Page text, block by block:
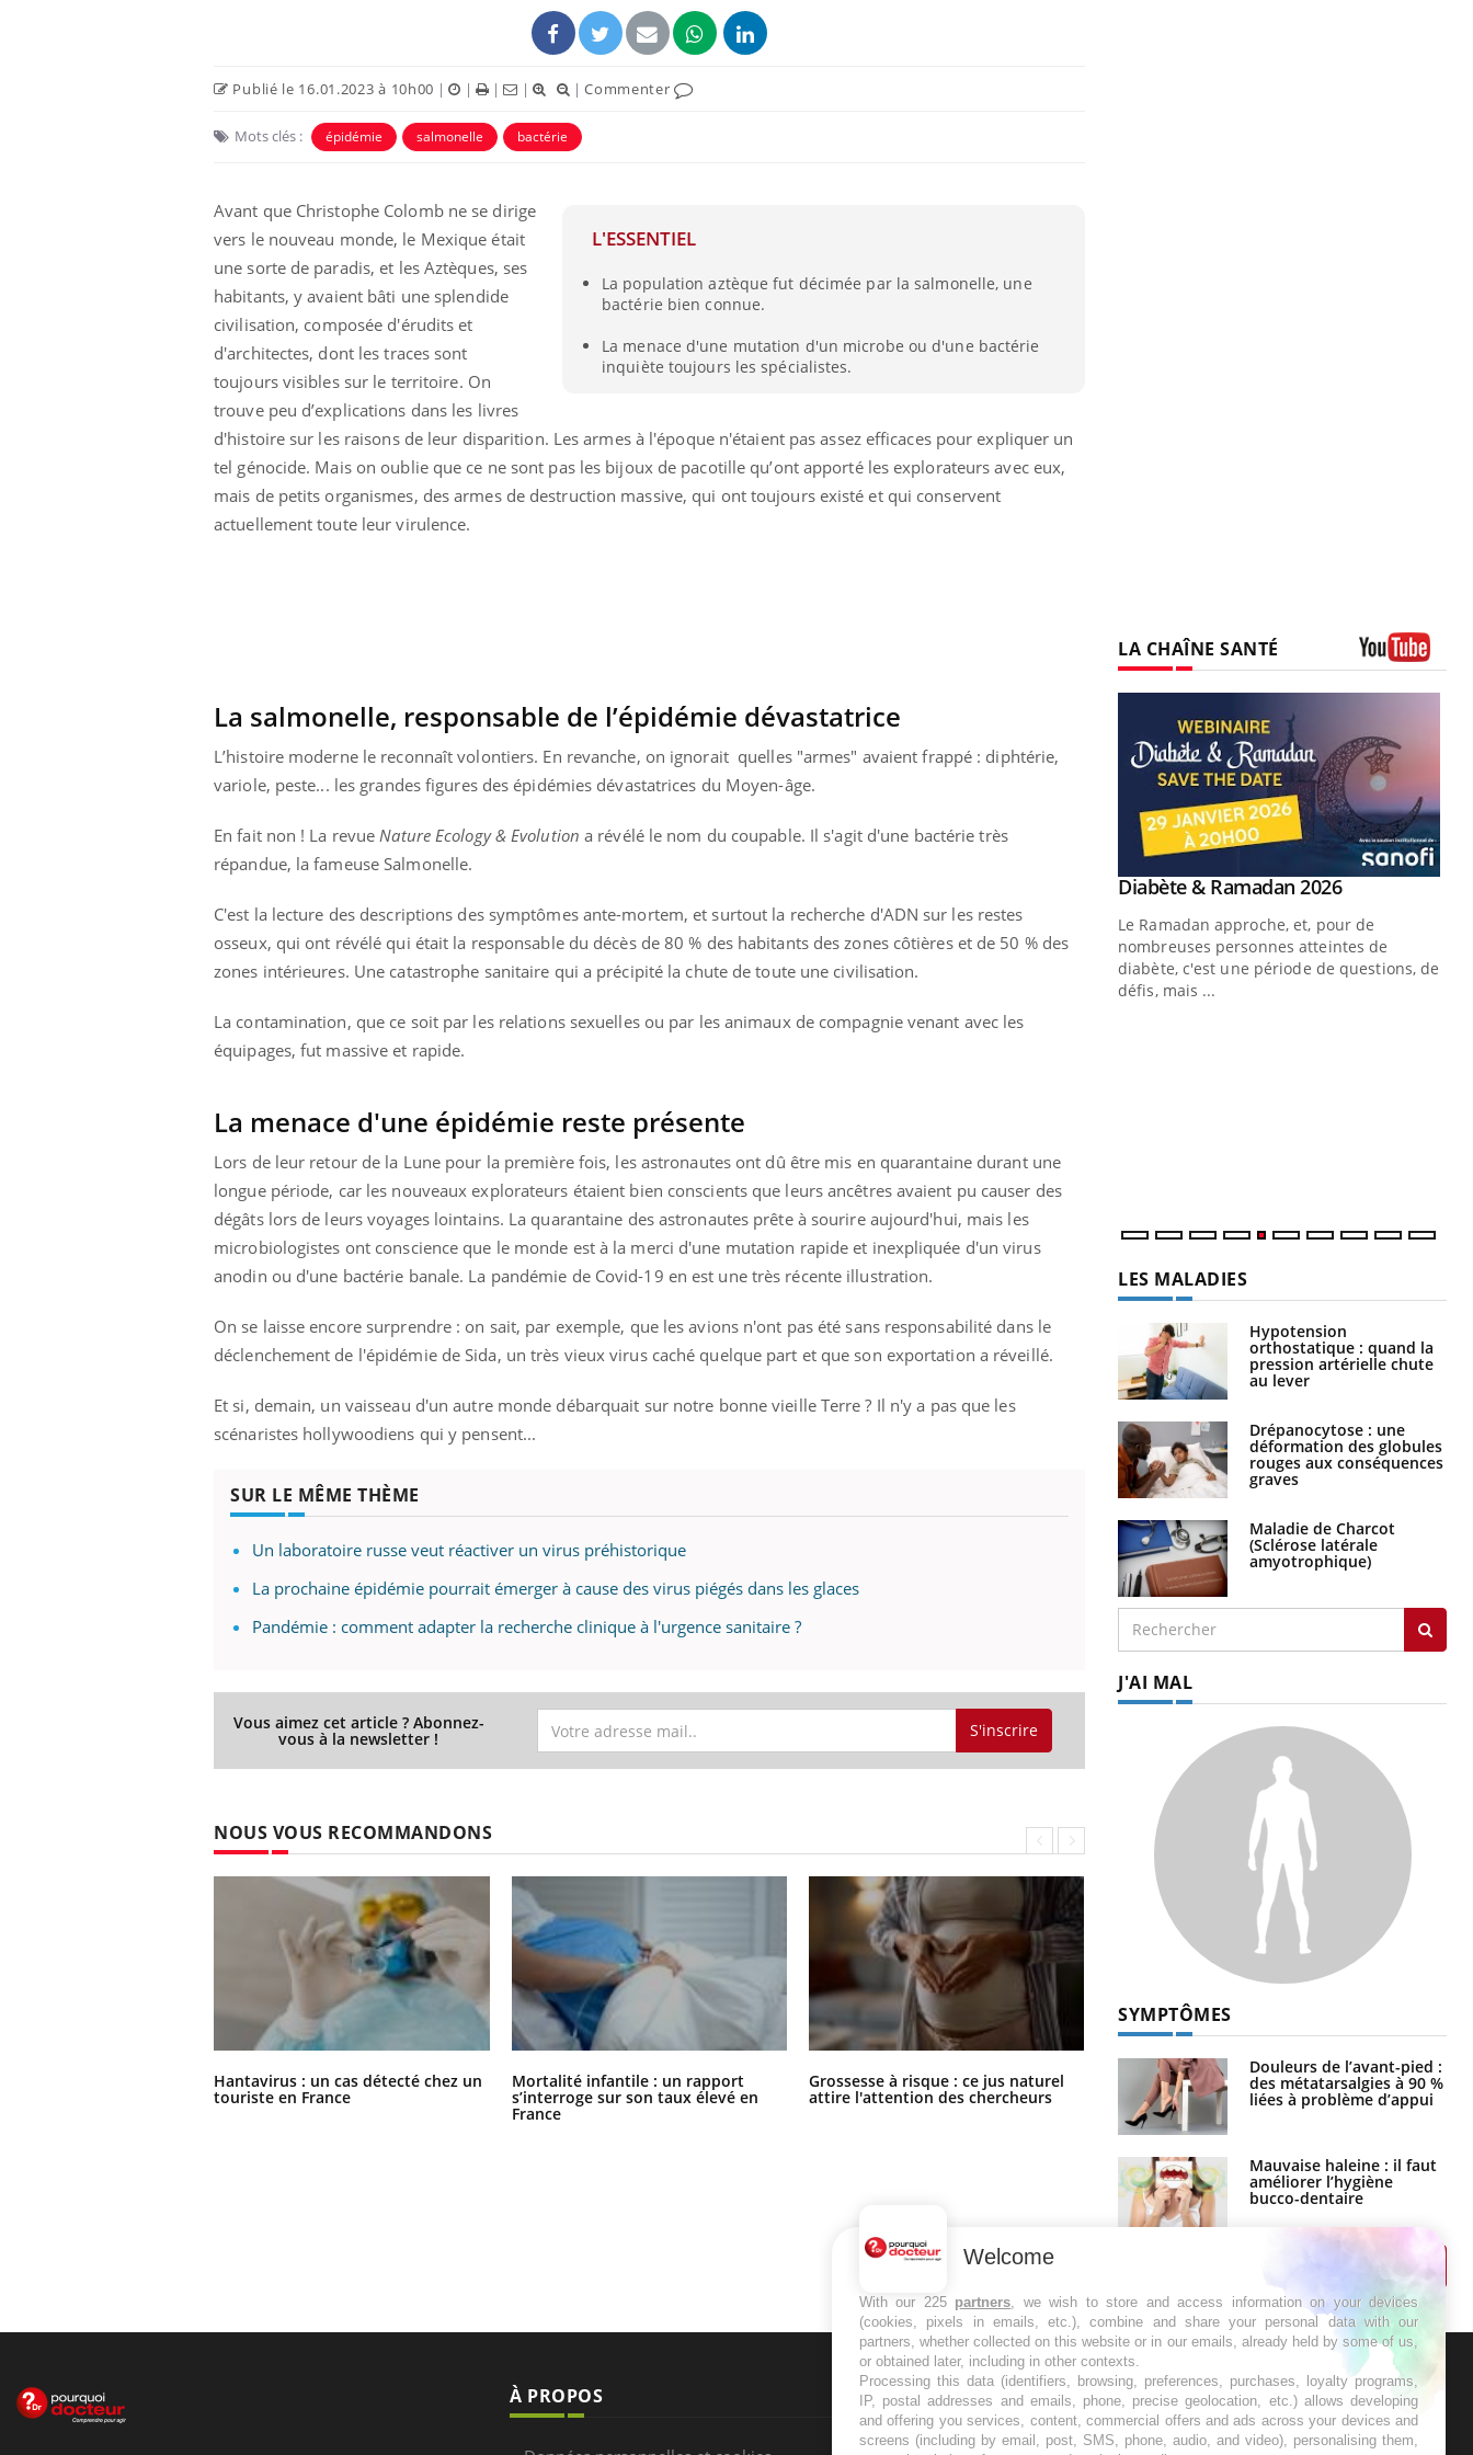
Publié le 16.01.2023 à 10h00 | | | | |Commenter
Mots clés : épidémie salmonelle bactérie
L'ESSENTIEL
La population aztèque fut décimée par la salmonelle, une
bactérie bien connue.
La menace d'une mutation d'un microbe ou d'une bactérie
inquiète toujours les spécialistes.
Avant que Christophe Colomb ne se dirige
vers le nouveau monde, le Mexique était
une sorte de paradis, et les Aztèques, ses
habitants, y avaient bâti une splendide
civilisation, composée d'érudits et
d'architectes, dont les traces sont
toujours visibles sur le territoire. On
trouve peu d’explications dans les livres
d'histoire sur les raisons de leur disparition. Les armes à l'époque n'étaient pas assez efficaces pour expliquer un
tel génocide. Mais on oublie que ce ne sont pas les bijoux de pacotille qu’ont apporté les explorateurs avec eux,
mais de petits organismes, des armes de destruction massive, qui ont toujours existé et qui conservent
actuellement toute leur virulence.
La salmonelle, responsable de l’épidémie dévastatrice
L’histoire moderne le reconnaît volontiers. En revanche, on ignorait quelles "armes" avaient frappé : diphtérie,
variole, peste... les grandes figures des épidémies dévastatrices du Moyen-âge.
En fait non ! La revueNature Ecology & Evolutiona révélé le nom du coupable. Il s'agit d'une bactérie très
répandue, la fameuse Salmonelle.
C'est la lecture des descriptions des symptômes ante-mortem, et surtout la recherche d'ADN sur les restes
osseux, qui ont révélé qui était la responsable du décès de 80 % des habitants des zones côtières et de 50 % des
zones intérieures. Une catastrophe sanitaire qui a précipité la chute de toute une civilisation.
La contamination, que ce soit par les relations sexuelles ou par les animaux de compagnie venant avec les
équipages, fut massive et rapide.
La menace d'une épidémie reste présente
Lors de leur retour de la Lune pour la première fois, les astronautes ont dû être mis en quarantaine durant une
longue période, car les nouveaux explorateurs étaient bien conscients que leurs ancêtres avaient pu causer des
dégâts lors de leurs voyages lointains. La quarantaine des astronautes prête à sourire aujourd'hui, mais les
microbiologistes ont conscience que le monde est à la merci d'une mutation rapide et inexpliquée d'un virus
anodin ou d'une bactérie banale. La pandémie de Covid-19 en est une très récente illustration.
On se laisse encore surprendre : on sait, par exemple, que les avions n'ont pas été sans responsabilité dans le
déclenchement de l'épidémie de Sida, un très vieux virus caché quelque part et que son exportation a réveillé.
Et si, demain, un vaisseau d'un autre monde débarquait sur notre bonne vieille Terre ? Il n'y a pas que les
scénaristes hollywoodiens qui y pensent...
SUR LE MÊME THÈME
Un laboratoire russe veut réactiver un virus préhistorique
La prochaine épidémie pourrait émerger à cause des virus piégés dans les glaces
Pandémie : comment adapter la recherche clinique à l'urgence sanitaire ?
Vous aimez cet article ? Abonnez-
vous à la newsletter ! S'inscrire
NOUS VOUS RECOMMANDONS
Hantavirus : un cas détecté chez un
touriste en France
Mortalité infantile : un rapport
s’interroge sur son taux élevé en
France
Grossesse à risque : ce jus naturel
attire l'attention des chercheurs
Comment oublier les écrans en
vacances ?
LA CHAÎNE SANTÉ
Carence en fer : comprendre pour
Youtube
même alopécie… Les symptômes de la
carence en fer sont multiples ce qui la rend
osait en parler??Youtube
En 2026, l'insuline dans le diabète de type 2
reste entourée d'idées reçues chez les
préparer pour l’été !Youtube
L'été arrive… et avec lui, un tout nouveau
rythme de vie ! Vacances, plage, piscine,
sont ...
Youtube
Diabète & Ramadan 2026Youtube
Le Ramadan approche, et, pour de
nombreuses personnes atteintes de
diabète, c'est une période de questions, de
défis, mais ...
LES MALADIES
Hypotension
orthostatique : quand la
pression artérielle chute
au lever
Drépanocytose : une
déformation des globules
rouges aux conséquences
graves
Maladie de Charcot
(Sclérose latérale
amyotrophique)
J'AI MAL
SYMPTÔMES
Douleurs de l’avant-pied :
des métatarsalgies à 90 %
liées à problème d’appui
Mauvaise haleine : il faut
améliorer l’hygiène
bucco-dentaire
À PROPOS NEWSLETTER
Recevez toutes les semaines les meilleures
Welcome
With our 225 partners, we wish to store and access information on your devices
(cookies, pixels in emails, etc.), combine and share your personal data with our
partners, whether collected on this website or in our emails, already held by some of us,
or obtained later, including in other contexts.
Processing this data (identifiers, browsing, preferences, purchases, loyalty programs,
IP, postal addresses and emails, phone, precise geolocation, etc.) allows developing
and offering you services, content, commercial offers and ads across your devices and
screens (including by email, post, SMS, phone, audio, and video), personalising them,